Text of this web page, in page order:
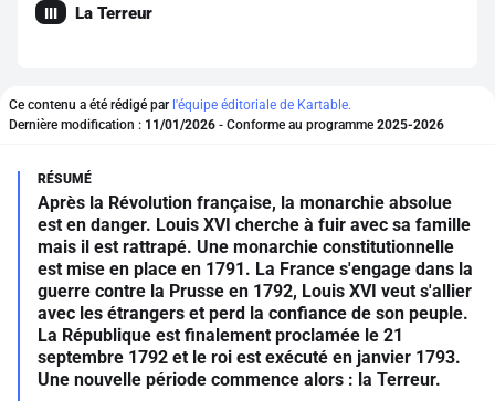
III La Terreur
Ce contenu a été rédigé par l'équipe éditoriale de Kartable.
Dernière modification : 11/01/2026 - Conforme au programme 2025-2026
Après la Révolution française, la monarchie absolue
est en danger. Louis XVI cherche à fuir avec sa famille
mais il est rattrapé. Une monarchie constitutionnelle
est mise en place en 1791. La France s'engage dans la
guerre contre la Prusse en 1792, Louis XVI veut s'allier
avec les étrangers et perd la confiance de son peuple.
La République est finalement proclamée le 21
septembre 1792 et le roi est exécuté en janvier 1793.
Une nouvelle période commence alors : la Terreur.